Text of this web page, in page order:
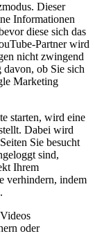
Dieser
Informationen
diese sich das
Partner wird
nicht zwingend
davon, ob Sie sich
Marketing
starten, wird eine
Dabei wird
Sie besucht
sind,
Ihrem
verhindern, indem
oder